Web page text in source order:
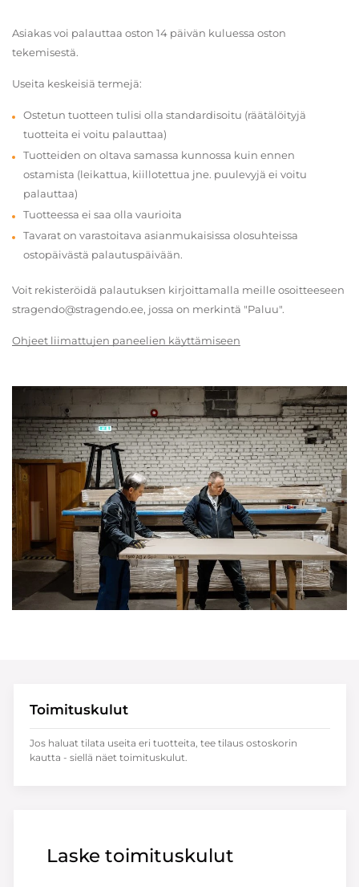
Asiakas voi palauttaa oston 14 päivän kuluessa oston
tekemisestä.
Useita keskeisiä termejä:
Ostetun tuotteen tulisi olla standardisoitu (räätälöityjä
tuotteita ei voitu palauttaa)
Tuotteiden on oltava samassa kunnossa kuin ennen
ostamista (leikattua, kiillotettua jne. puulevyjä ei voitu
palauttaa)
Tuotteessa ei saa olla vaurioita
Tavarat on varastoitava asianmukaisissa olosuhteissa
ostopäivästä palautuspäivään.
Voit rekisteröidä palautuksen kirjoittamalla meille osoitteeseen
stragendo@stragendo.ee, jossa on merkintä "Paluu".
Ohjeet liimattujen paneelien käyttämiseen
Laske toimituskulut
Toimituskulut
Jos haluat tilata useita eri tuotteita, tee tilaus ostoskorin
kautta - siellä näet toimituskulut.